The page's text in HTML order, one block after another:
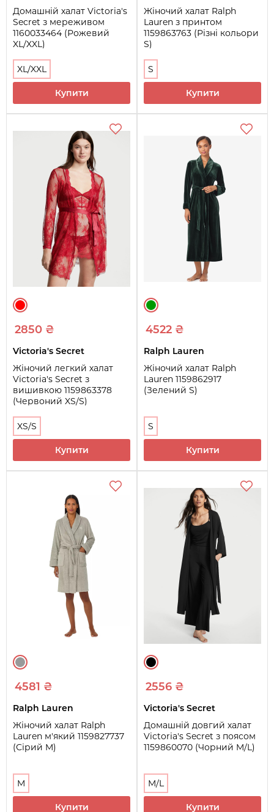
Домашній халат Victoria's
Secret з мереживом
1160033464 (Рожевий
XL/XXL)
XL/XXL
Купити
Жіночий халат Ralph
Lauren з принтом
1159863763 (Різні кольори
S)
S
Купити
2850 ₴
Victoria's Secret
Жіночий легкий халат
Victoria's Secret з
вишивкою 1159863378
(Червоний XS/S)
XS/S
Купити
4522 ₴
Ralph Lauren
Жіночий халат Ralph
Lauren 1159862917
(Зелений S)
S
Купити
4581 ₴
Ralph Lauren
Жіночий халат Ralph
Lauren м'який 1159827737
(Сірий M)
M
Купити
2556 ₴
Victoria's Secret
Домашній довгий халат
Victoria's Secret з поясом
1159860070 (Чорний M/L)
M/L
Купити